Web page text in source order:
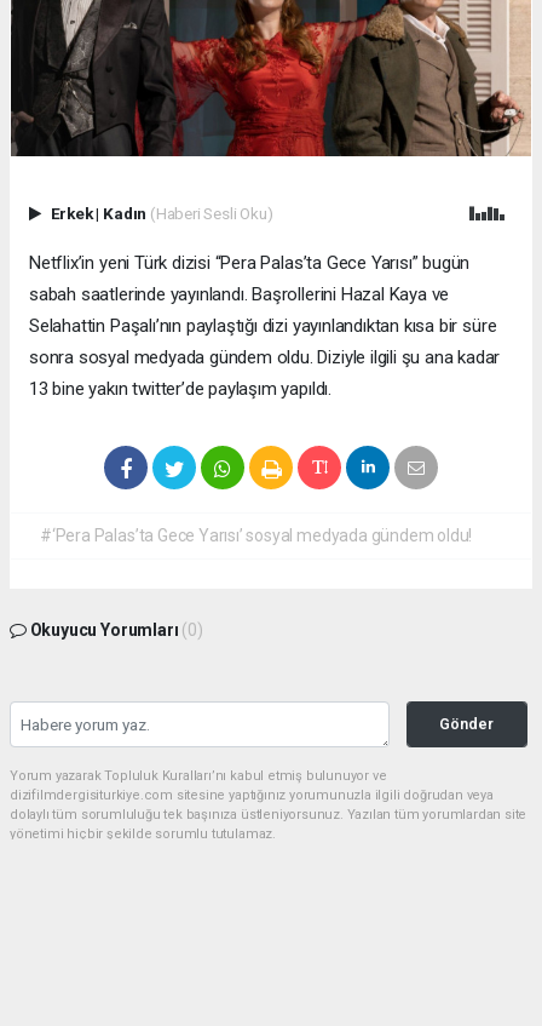
Erkek| Kadın (Haberi Sesli Oku)
Netflix’in yeni Türk dizisi “Pera Palas’ta Gece Yarısı” bugün
sabah saatlerinde yayınlandı. Başrollerini Hazal Kaya ve
Selahattin Paşalı’nın paylaştığı dizi yayınlandıktan kısa bir süre
sonra sosyal medyada gündem oldu. Diziyle ilgili şu ana kadar
13 bine yakın twitter’de paylaşım yapıldı.
#‘Pera Palas’ta Gece Yarısı’ sosyal medyada gündem oldu!
Okuyucu Yorumları (0)
Gönder
Yorum yazarak Topluluk Kuralları’nı kabul etmiş bulunuyor ve
dizifilmdergisiturkiye.com sitesine yaptığınız yorumunuzla ilgili doğrudan veya
dolaylı tüm sorumluluğu tek başınıza üstleniyorsunuz. Yazılan tüm yorumlardan site
yönetimi hiçbir şekilde sorumlu tutulamaz.